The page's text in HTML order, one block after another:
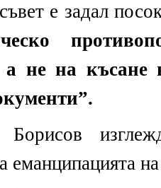
е задал
а не на
еманципацията